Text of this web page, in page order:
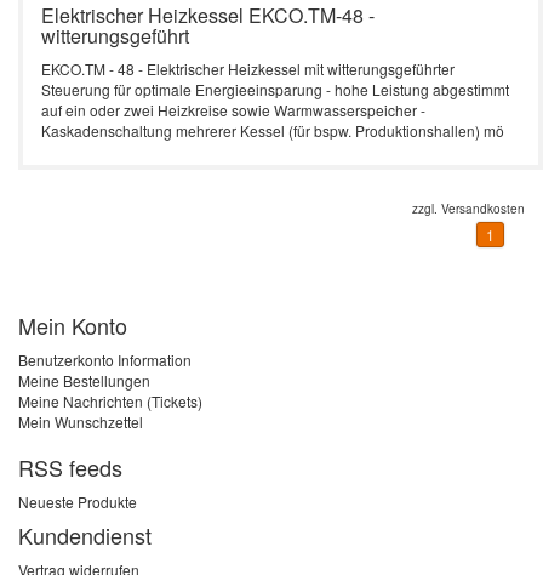
Elektrischer Heizkessel EKCO.TM-48 -
witterungsgeführt
EKCO.TM - 48 - Elektrischer Heizkessel mit witterungsgeführter
Steuerung für optimale Energieeinsparung - hohe Leistung abgestimmt
auf ein oder zwei Heizkreise sowie Warmwasserspeicher -
Kaskadenschaltung mehrerer Kessel (für bspw. Produktionshallen) mö
zzgl. Versandkosten
1
Mein Konto
Benutzerkonto Information
Meine Bestellungen
Meine Nachrichten (Tickets)
Mein Wunschzettel
RSS feeds
Neueste Produkte
Kundendienst
Vertrag widerrufen